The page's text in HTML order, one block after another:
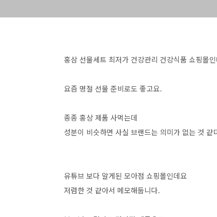
홍삼 선물세트 최저가 건강관리 건강식품 쇼핑몰
요즘 명절 선물 준비로도 좋고요.
종종 홍상 제품 사먹는데
성분이 비슷하면 사실 브랜드는 의미가 없는 것 같
유튜브 보다 알게된 모아점 쇼핑몰인데요
저렴한 것 같아서 메모해둡니다.